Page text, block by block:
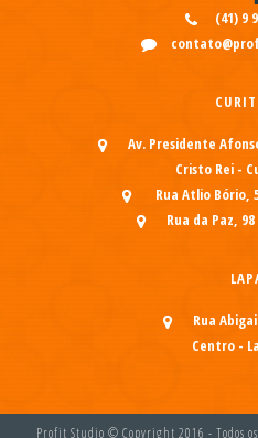
(41) 9
Av. Presidente
Cristo Rei -
Rua Atlio Bório,
Rua da Paz,
Rua
Centro -
Profit Studio © Copyright 2016 - Todos